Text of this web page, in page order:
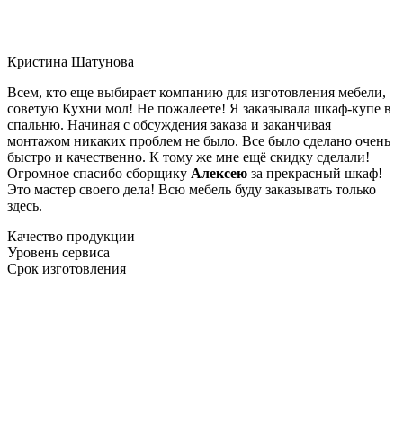
Кристина Шатунова
Всем, кто еще выбирает компанию для изготовления мебели,
советую Кухни мол! Не пожалеете! Я заказывала шкаф-купе в
спальню. Начиная с обсуждения заказа и заканчивая
монтажом никаких проблем не было. Все было сделано очень
быстро и качественно. К тому же мне ещё скидку сделали!
Огромное спасибо сборщику Алексею за прекрасный шкаф!
Это мастер своего дела! Всю мебель буду заказывать только
здесь.
Качество продукции
Уровень сервиса
Срок изготовления